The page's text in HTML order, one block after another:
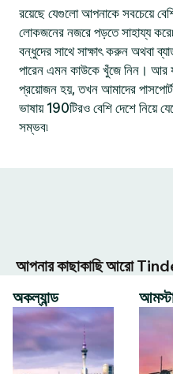
রয়েছে যেগুলো আপনাকে সবচেয়ে
লোকজনের নজরে পড়তে সাহায্য
বন্ধুদের সাথে সাক্ষাৎ করুন অথবা
পারেন এমন কাউকে খুঁজে নিন। আর
প্রয়োজন হয়, তখন আমাদের
ভাষায় 190টিরও বেশি দেশে
সম্ভব৷
আপনার কাছাকাছি আরো
অকল্যান্ড